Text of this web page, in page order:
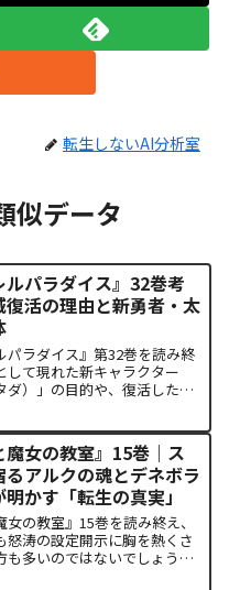
転生しないAI分析室
似データ
ルパラダイス』32巻考
復活の理由と新勇者・太
パラダイス』第32巻を読み終
して現れた新キャラクター
ダ）」の目的や、復活した邪
重く、今後の世界の行方が気
る方も多いはずで...
魔女の教室』15巻｜ス
るアルクの魂とデネボラ
かす「転生の真実」
女の教室』15巻を読み終え、
怒涛の設定開示に胸を熱くさ
も多いのではないでしょう